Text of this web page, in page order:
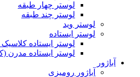
لوستر چهار طبقه
لوستر چند طبقه
لوستر وید
لوستر ایستاده
لوستر ایستاده
لوستر ایستاده مدرن
آباژور
آباژور رومیزی